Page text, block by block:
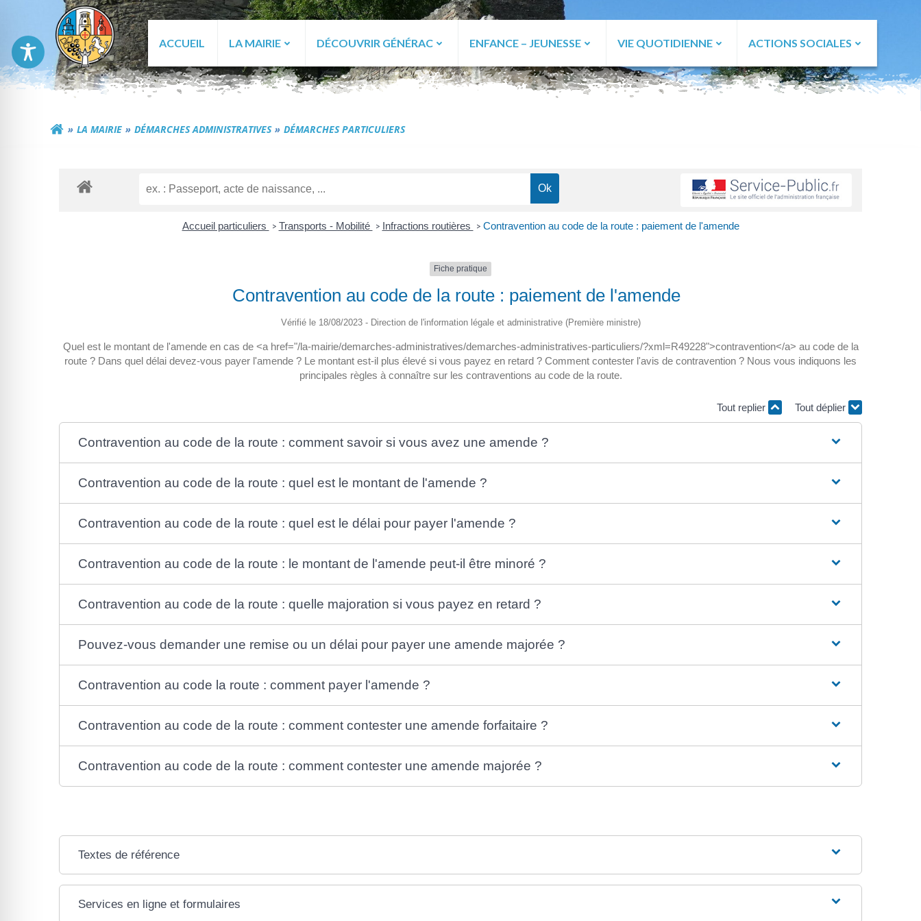
contenu
Commune de Générac
ACCUEIL LA MAIRIE DÉCOUVRIR GÉNÉRAC ENFANCE – JEUNESSE VIE QUOTIDIENNE ACTIONS SOCIALES
LA MAIRIE DÉMARCHES ADMINISTRATIVES DÉMARCHES PARTICULIERS
Accueil particuliers > Transports - Mobilité > Infractions routières > Contravention au code de la route : paiement de l'amende
Fiche pratique
Contravention au code de la route : paiement de l'amende
Vérifié le 18/08/2023 - Direction de l'information légale et administrative (Première ministre)
Quel est le montant de l'amende en cas de <a href="/la-mairie/demarches-administratives/demarches-administratives-particuliers/?xml=R49228">contravention</a> au code de la
route ? Dans quel délai devez-vous payer l'amende ? Le montant est-il plus élevé si vous payez en retard ? Comment contester l'avis de contravention ? Nous vous indiquons les
principales règles à connaître sur les contraventions au code de la route.
Tout replier Tout déplier
Contravention au code de la route : comment savoir si vous avez une amende ?
Contravention au code de la route : quel est le montant de l'amende ?
Contravention au code de la route : quel est le délai pour payer l'amende ?
Contravention au code de la route : le montant de l'amende peut-il être minoré ?
Contravention au code de la route : quelle majoration si vous payez en retard ?
Pouvez-vous demander une remise ou un délai pour payer une amende majorée ?
Contravention au code la route : comment payer l'amende ?
Contravention au code de la route : comment contester une amende forfaitaire ?
Contravention au code de la route : comment contester une amende majorée ?
Textes de référence
Services en ligne et formulaires